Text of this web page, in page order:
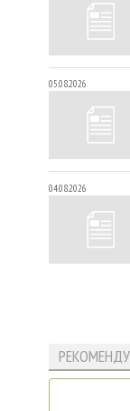
05.08.2026
04.08.2026